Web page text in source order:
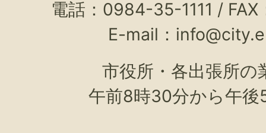
電話：0984-35-1111 /
E-mail：
市役所・各出張所の
午前8時30分から午後